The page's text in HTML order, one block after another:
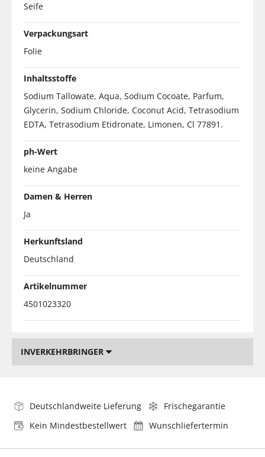
Seife
Verpackungsart
Folie
Inhaltsstoffe
Sodium Tallowate, Aqua, Sodium Cocoate, Parfum,
Glycerin, Sodium Chloride, Coconut Acid, Tetrasodium
EDTA, Tetrasodium Etidronate, Limonen, Cl 77891.
ph-Wert
keine Angabe
Damen & Herren
Ja
Herkunftsland
Deutschland
Artikelnummer
4501023320
INVERKEHRBRINGER
Deutschlandweite Lieferung
Frischegarantie
Kein Mindestbestellwert
Wunschliefertermin